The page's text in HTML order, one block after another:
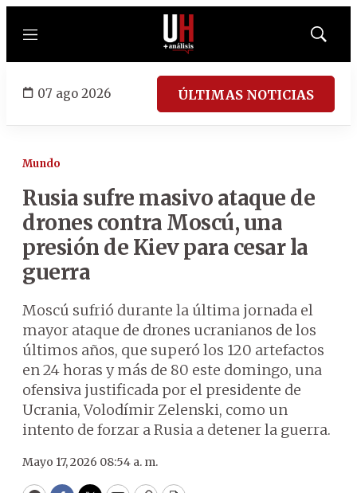
Menú
Mostrar
07 ago 2026 ÚLTIMAS NOTICIAS
Mundo
Rusia sufre masivo ataque de
drones contra Moscú, una
presión de Kiev para cesar la
guerra
Moscú sufrió durante la última jornada el
mayor ataque de drones ucranianos de los
últimos años, que superó los 120 artefactos
en 24 horas y más de 80 este domingo, una
ofensiva justificada por el presidente de
Ucrania, Volodímir Zelenski, como un
intento de forzar a Rusia a detener la guerra.
Mayo 17, 2026 08:54 a. m.